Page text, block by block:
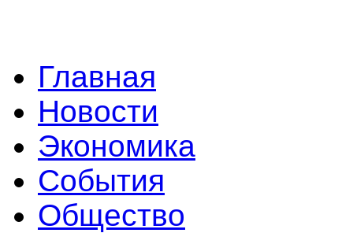
Главная
Новости
Экономика
События
Общество